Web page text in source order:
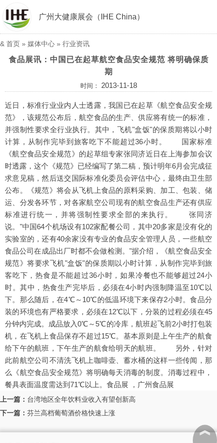
广州大健康展会（IHE China）
& 首页 » 媒体中心 » 行业资讯
食品展讯：中国已在起草航空食品安全规范 将明确保质
期
时间： 2013-11-18
近日，标准行业业内人士透露，我国已在起草《航空食品安全规
范》，该规范公布后，航空食品的生产、供应将有统一的标准，
并强制性要求全行业执行。其中，飞机"盒饭"的保质期将以小时
计算，从制作完毕到旅客吃下不能超过36小时。 国家标准
《航空食品安全规范》的起草组专家张同济近日在上海参加会议
时透露，这个《规范》已经编写了第二稿，预计明年6月会完成征
求意见稿，然后送交国际标准化委员会评估中心，最终由卫生部
公布。《规范》将会从飞机上食品的原料采购、加工、包装、储
运、分发各环节，对各家航空公司现有的航空食品生产还有供应
标准进行统一，并将强制性要求全部的来执行。 张同济
说。"中国64个机场设有102家配餐公司，其中20多家是没有化的
实验室的，还有40余家没有专业的食品安全管理人员，一些航空
食品公司在成品出厂时都不会做检测。"据介绍，《航空食品安全
规范》将要求飞机"盒饭"的保质期以小时计算，从制作完毕到旅
客吃下，热食是不能超过36小时，如果冷餐也不能够超过24小
时。其中，热食生产完毕后，必须在4小时内强制降温至10℃以
下。那么随后，在4℃～10℃的低温环境下来保存2小时。食品分
装的环境也有严格要求，必须在12℃以下，分装的过程必须在45
分钟内完成。成品放入0℃～5℃的冷库，航班起飞前2小时打包装
机，在飞机上食品保存不超过15℃。基本原则是上午生产的航食
给下午的航班，下午生产的航食给明天的航班。 另外，针对
此前航空公司不清洗飞机上咖啡壶、蓄水桶的这样一些传闻，那
么《航空食品安全规范》将明确每天消毒的制度。消毒过程中，
餐具表面温度需达到71℃以上。食品展 ，广州食品展
上一篇： 台湾地区全年饮料业收入有望创新高
下一篇： 芬兰高档葡萄酒价格快速上涨
︽